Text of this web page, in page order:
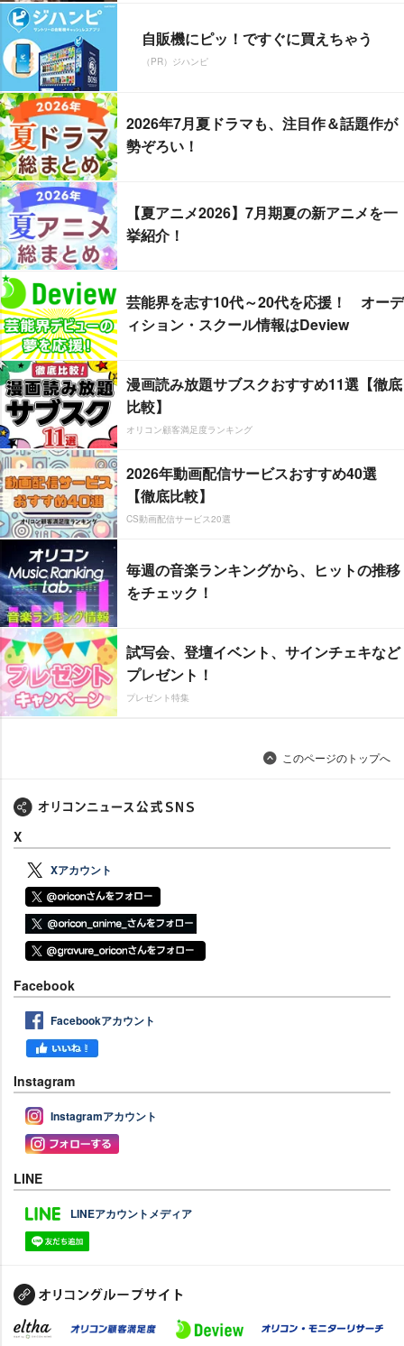
自販機にピッ！ですぐに買えちゃう
（PR）ジハンピ
2026年7月夏ドラマも、注目作＆話題作が
勢ぞろい！
【夏アニメ2026】7月期夏の新アニメを一
挙紹介！
芸能界を志す10代～20代を応援！ オーデ
ィション・スクール情報はDeview
漫画読み放題サブスクおすすめ11選【徹底
比較】
オリコン顧客満足度ランキング
2026年動画配信サービスおすすめ40選
【徹底比較】
CS動画配信サービス20選
毎週の音楽ランキングから、ヒットの推移
をチェック！
試写会、登壇イベント、サインチェキなど
プレゼント！
プレゼント特集
このページのトップへ
X
Xアカウント
Facebook
Facebookアカウント
Instagram
Instagramアカウント
LINE
LINEアカウントメディア